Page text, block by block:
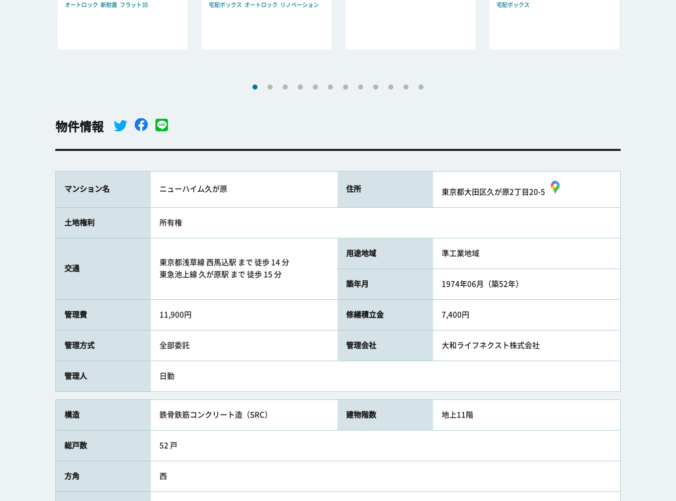
オートロック 新耐震 フラット35 宅配ボックス オートロック リノベーション 宅配ボックス
物件情報
マンション名 ニューハイム久が原 住所 東京都大田区久が原2丁目20-5
土地権利 所有権
交通
東京都浅草線 西馬込駅 まで 徒歩 14 分
東急池上線 久が原駅 まで 徒歩 15 分
用途地域 準工業地域
築年月 1974年06月（築52年）
管理費 11,900円 修繕積立金 7,400円
管理方式 全部委託 管理会社 大和ライフネクスト株式会社
管理人 日勤
構造 鉄骨鉄筋コンクリート造（SRC） 建物階数 地上11階
総戸数 52 戸
方角 西